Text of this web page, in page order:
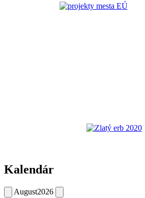
Kalendár
August2026